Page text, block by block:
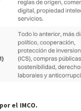
el IMCO.